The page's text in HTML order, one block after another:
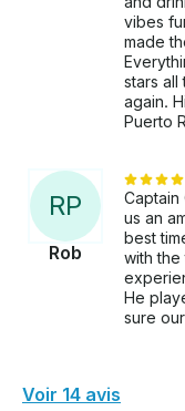
vibes
made
stars all
again.
Puerto
RP
Rob
Captain
us an
best
with
He
sure
Voir 14 avis